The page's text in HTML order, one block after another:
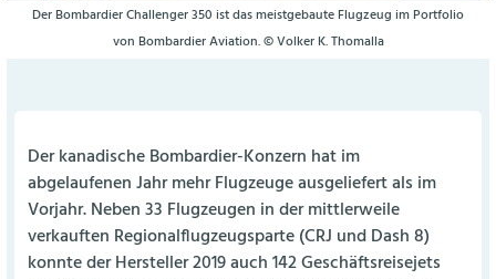
Der Bombardier Challenger 350 ist das meistgebaute Flugzeug im Portfolio
von Bombardier Aviation. © Volker K. Thomalla
Der kanadische Bombardier-Konzern hat im
abgelaufenen Jahr mehr Flugzeuge ausgeliefert als im
Vorjahr. Neben 33 Flugzeugen in der mittlerweile
verkauften Regionalflugzeugsparte (CRJ und Dash 8)
konnte der Hersteller 2019 auch 142 Geschäftsreisejets